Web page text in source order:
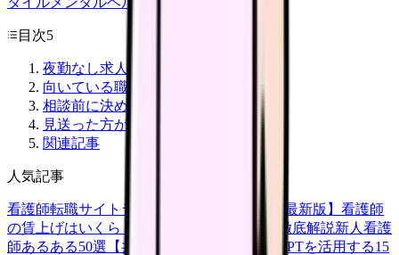
目次5
夜勤なし求人で最初に見ること
向いている職場タイプ
相談前に決める条件
見送った方がよい求人のサイン
関連記事
人気記事
看護師転職サイトランキングTOP5【2026年最新版】 看護師
の賃上げはいくら？2026年度の最新情報を徹底解説新人看護
師あるある50選【共感必至】
看護師がChatGPTを活用する15